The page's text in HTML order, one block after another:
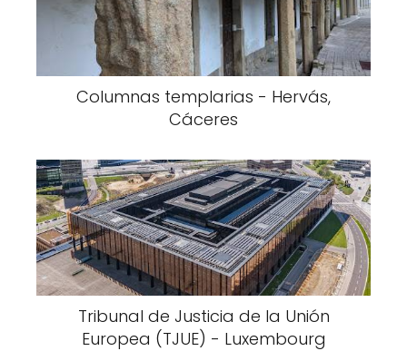
Columnas templarias - Hervás,
Cáceres
Tribunal de Justicia de la Unión
Europea (TJUE) - Luxembourg